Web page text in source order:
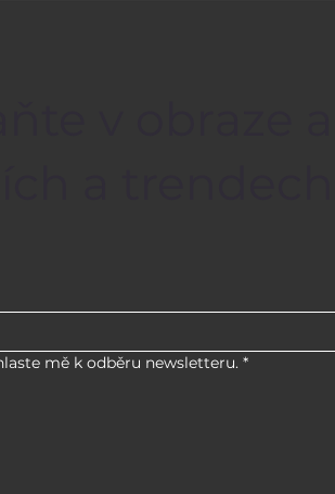
mě k odběru newsletteru. *